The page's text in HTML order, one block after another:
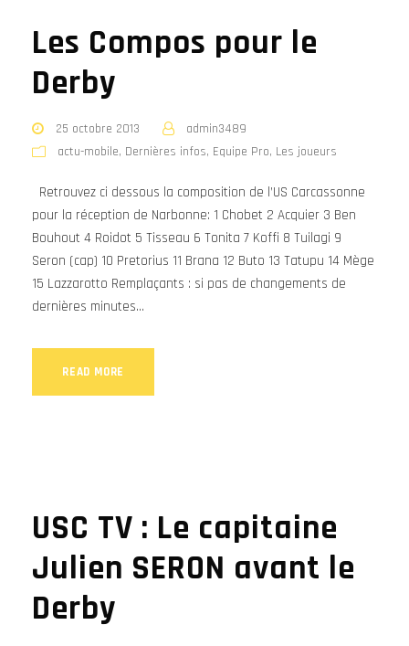
Les Compos pour le
Derby
25 octobre 2013
admin3489
actu-mobile, Dernières infos, Equipe Pro, Les joueurs
Retrouvez ci dessous la composition de l’US Carcassonne
pour la réception de Narbonne: 1 Chobet 2 Acquier 3 Ben
Bouhout 4 Roidot 5 Tisseau 6 Tonita 7 Koffi 8 Tuilagi 9
Seron (cap) 10 Pretorius 11 Brana 12 Buto 13 Tatupu 14 Mège
15 Lazzarotto Remplaçants : si pas de changements de
dernières minutes...
READ MORE
USC TV : Le capitaine
Julien SERON avant le
Derby